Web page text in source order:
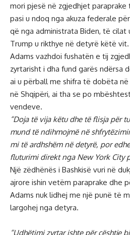
mori pjesë në zgjedhjet paraprake
pasi u ndoq nga akuza federale
që nga administrata Biden, të cilat
Trump u rikthye në detyrë këtë vit.
Adams vazhdoi fushatën e tij
zyrtarisht i dha fund garës ndërsa
ai u përball me shifra të dobëta
në Shqipëri, ai tha se po
vendeve.
“Doja të vija këtu dhe të flisja për
mund të ndihmojmë në
mi të ardhshëm në detyrë, por
fluturimi direkt nga New York City
Një zëdhënës i Bashkisë vuri në
ajrore ishin vetëm paraprake dhe
Adams nuk lidhej me një punë të
largohej nga detyra.
“Udhëtimi zyrtar ishte për çështje